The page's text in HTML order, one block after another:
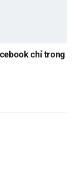
chỉ trong